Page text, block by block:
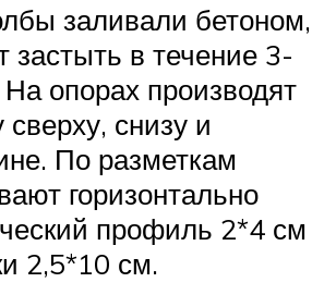
заливали бетоном,
застыть в течение 3-
опорах производят
сверху, снизу и
По разметкам
горизонтально
профиль 2*4 см
2,5*10 см.